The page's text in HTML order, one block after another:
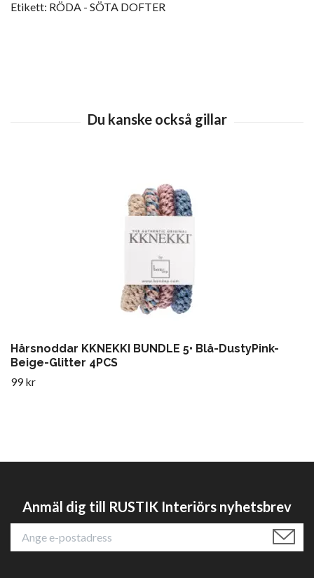
Etikett: RÖDA - SÖTA DOFTER
Hårsnoddar KKNEKKI BUNDLE 5• Blå-DustyPink-
Beige-Glitter 4PCS
99 kr
Anmäl dig till RUSTIK Interiörs nyhetsbrev